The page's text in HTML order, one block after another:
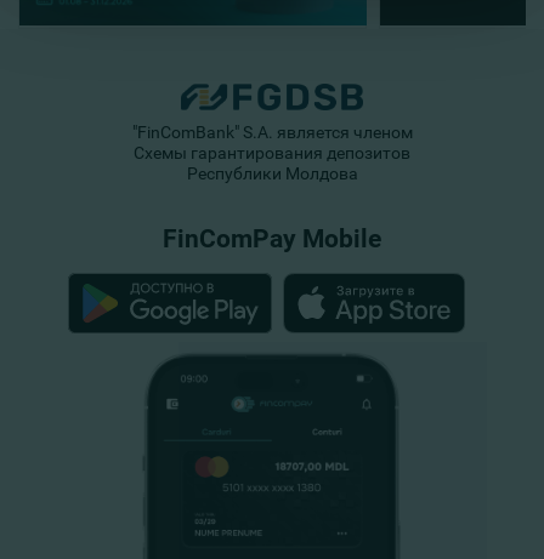
"FinComBank" S.A. является членом
Схемы гарантирования депозитов
Республики Молдова
FinComPay Mobile